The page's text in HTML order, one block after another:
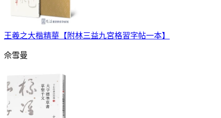
王羲之大楷精華【附林三益九宮格習字帖一本】
佘雪曼